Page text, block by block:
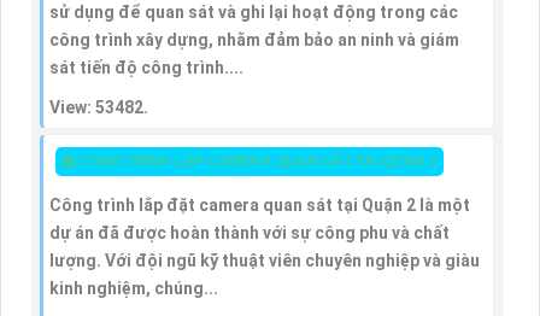
sử dụng để quan sát và ghi lại hoạt động trong các
công trình xây dựng, nhằm đảm bảo an ninh và giám
sát tiến độ công trình....
View: 53482.
👸 CÔNG TRÌNH LẮP CAMERA QUAN SÁT TẠI QUẬN 2
Công trình lắp đặt camera quan sát tại Quận 2 là một
dự án đã được hoàn thành với sự công phu và chất
lượng. Với đội ngũ kỹ thuật viên chuyên nghiệp và giàu
kinh nghiệm, chúng...